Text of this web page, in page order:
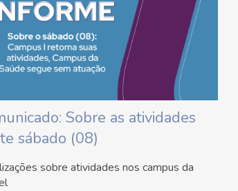
Sobre as atividades
sábado (08)
sobre atividades nos campus da